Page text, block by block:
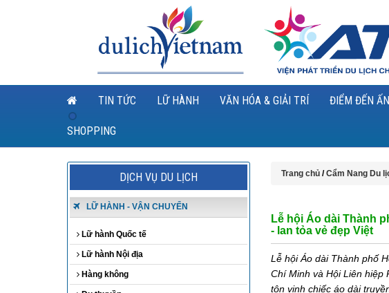
TIN TỨC LỮ HÀNH VĂN HÓA & GIẢI TRÍ ĐIỂM ĐẾN
SHOPPING
DỊCH VỤ DU LỊCH
LỮ HÀNH - VẬN CHUYỂN
Lữ hành Quốc tế
Lữ hành Nội địa
Hàng không
Trang chủ /Cẩm Nang Du
Lễ hội Áo dài Thành
- lan tỏa vẻ đẹp Việt
Lễ hội Áo dài Thành phố
Chí Minh và Hội Liên hiệp
tôn vinh chiếc áo dài